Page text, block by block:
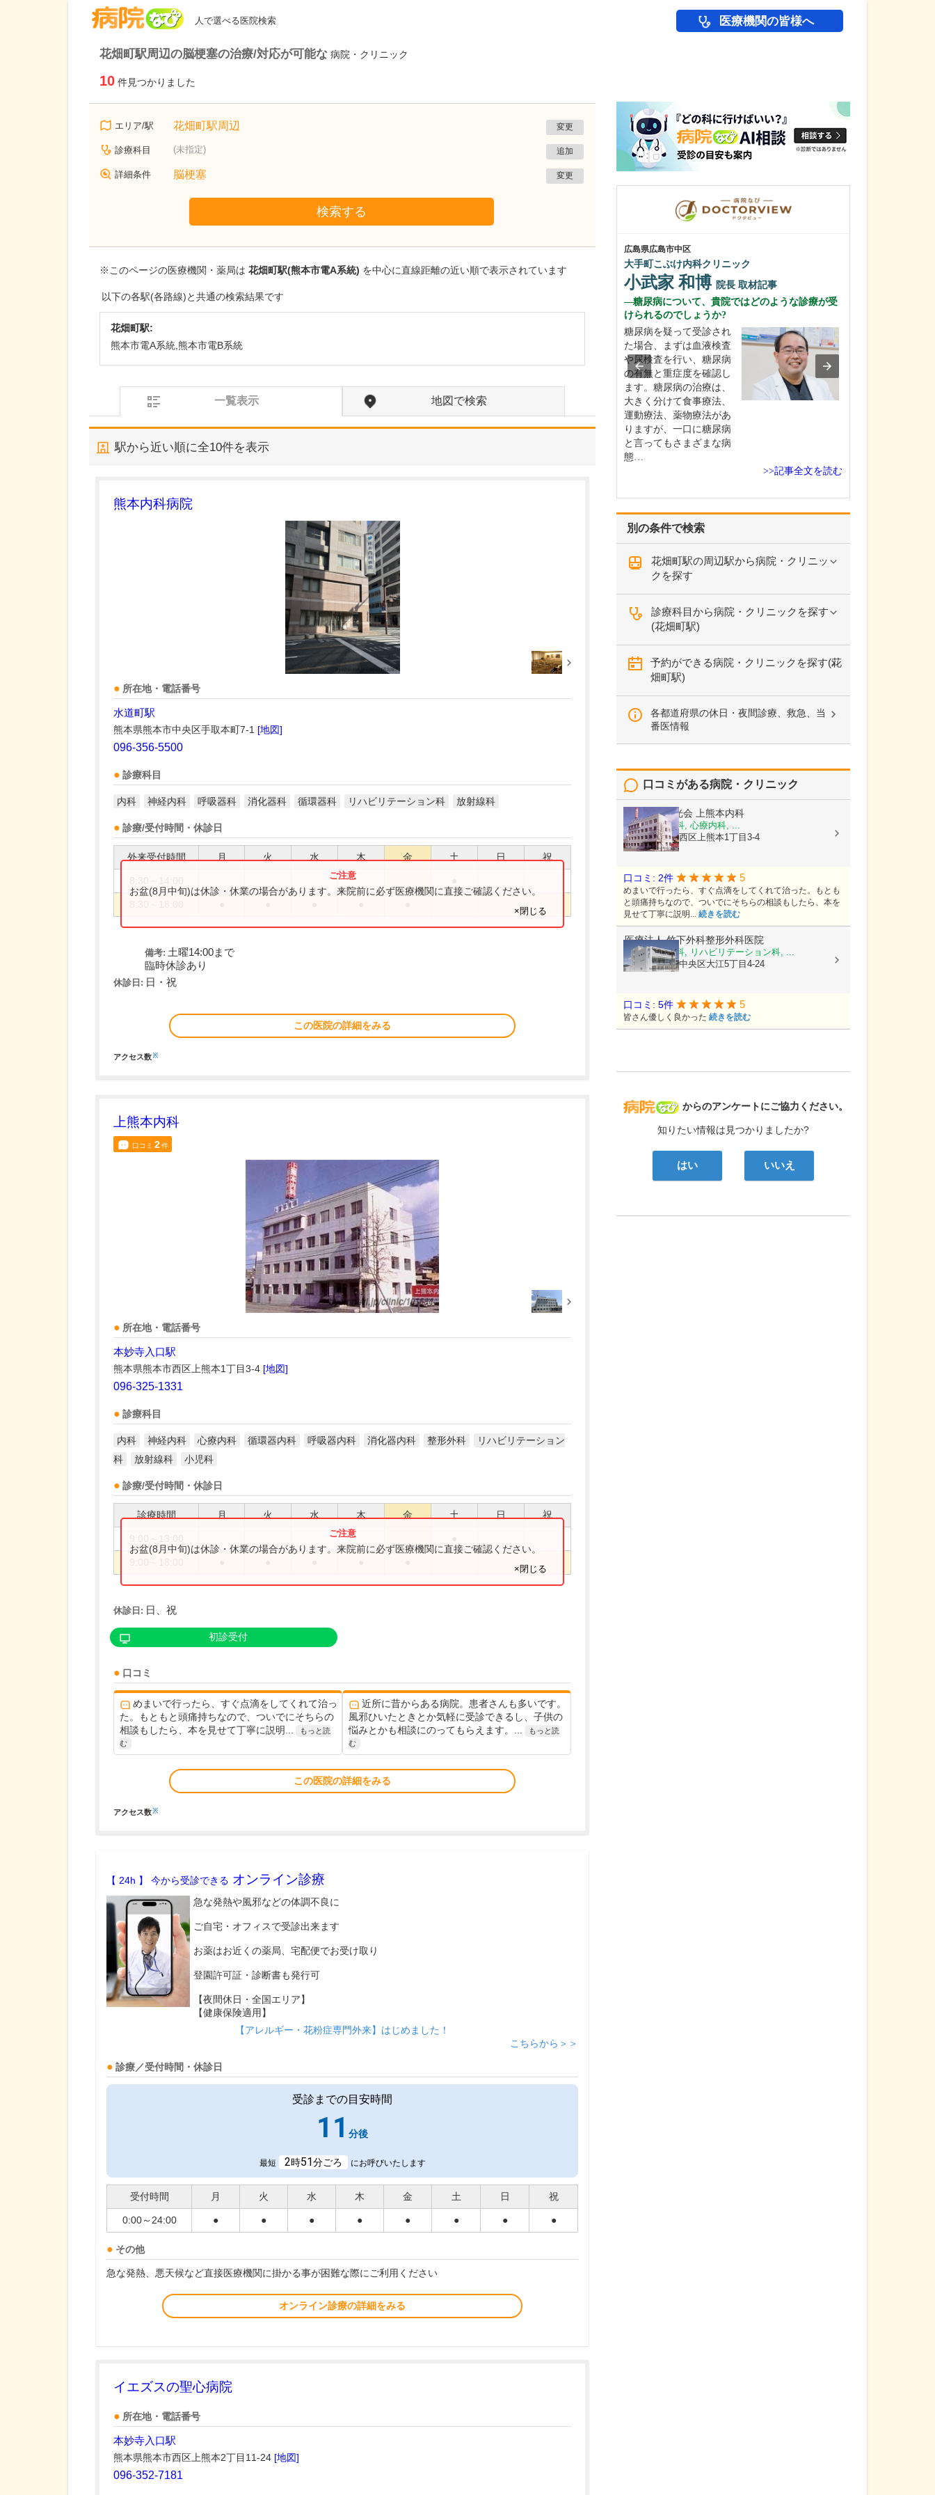
人で選べる医院検索 医療機関の皆様へ
花畑町駅周辺の脳梗塞の治療/対応が可能な 病院・クリニック
10 件見つかりました
エリア/駅 花畑町駅周辺 変更
診療科目 (未指定) 追加
詳細条件 脳梗塞 変更
検索する
※このページの医療機関・薬局は 花畑町駅(熊本市電A系統) を中心に直線距離の近い順で表示されています
以下の各駅(各路線)と共通の検索結果です
花畑町駅:
熊本市電A系統,熊本市電B系統
一覧表示 地図で検索
駅から近い順に全10件を表示
熊本内科病院
所在地・電話番号
水道町駅
熊本県熊本市中央区手取本町7-1 [地図]
096-356-5500
診療科目
内科 神経内科 呼吸器科 消化器科 循環器科 リハビリテーション科 放射線科
診療/受付時間・休診日
外来受付時間 月 火 水 木 金 土 日 祝
お盆(8月中旬)は休診・休業の場合があります。来院前に必ず医療機関に直接ご確認ください。
×閉じる
備考: 土曜14:00まで
臨時休診あり
休診日: 日・祝
この医院の詳細をみる
アクセス数※
上熊本内科
口コミ 2件
所在地・電話番号
本妙寺入口駅
熊本県熊本市西区上熊本1丁目3-4 [地図]
096-325-1331
診療科目
内科 神経内科 心療内科 循環器内科 呼吸器内科 消化器内科 整形外科
リハビリテーション
科
放射線科 小児科
診療/受付時間・休診日
診療時間 月 火 水 木 金 土 日 祝
お盆(8月中旬)は休診・休業の場合があります。来院前に必ず医療機関に直接ご確認ください。
×閉じる
休診日: 日、祝
初診受付
口コミ
めまいで行ったら、すぐ点滴をしてくれて治っ
た。もともと頭痛持ちなので、ついでにそちらの
相談もしたら、本を見せて丁寧に説明...
もっと読
む
近所に昔からある病院。患者さんも多いです。
風邪ひいたときとか気軽に受診できるし、子供の
悩みとかも相談にのってもらえます。...
もっと読
む
この医院の詳細をみる
アクセス数※
【 24h 】 今から受診できる オンライン診療
急な発熱や風邪などの体調不良に
ご自宅・オフィスで受診出来ます
お薬はお近くの薬局、宅配便でお受け取り
登園許可証・診断書も発行可
【夜間休日・全国エリア】
【健康保険適用】
【アレルギー・花粉症専門外来】はじめました！
こちらから＞＞
診療／受付時間・休診日
受診までの目安時間
11 分後
最短 2時51分ごろ にお呼びいたします
受付時間 月 火 水 木 金 土 日 祝
0:00～24:00 ● ● ● ● ● ● ● ●
その他
急な発熱、悪天候など直接医療機関に掛かる事が困難な際にご利用ください
オンライン診療の詳細をみる
イエズスの聖心病院
所在地・電話番号
本妙寺入口駅
熊本県熊本市西区上熊本2丁目11-24 [地図]
096-352-7181
別の条件で検索
花畑町駅の周辺駅から病院・クリニッ
クを探す
診療科目から病院・クリニックを探す
(花畑町駅)
予約ができる病院・クリニックを探す(花
畑町駅)
各都道府県の休日・夜間診療、救急、当
番医情報
病院なび
からのアンケートにご協力ください。
知りたい情報は見つかりましたか?
はい いいえ
口コミがある病院・クリニック
医療法人陽光会 上熊本内科
内科, 神経内科, 心療内科, ...
熊本県熊本市西区上熊本1丁目3-4
口コミ: 2件 5
めまいで行ったら、すぐ点滴をしてくれて治った。もとも
と頭痛持ちなので、ついでにそちらの相談もしたら、本を
見せて丁寧に説明... 続きを読む
医療法人竹下外科整形外科医院
外科, 整形外科, リハビリテーション科, ...
熊本県熊本市中央区大江5丁目4-24
口コミ: 5件 5
皆さん優しく良かった 続きを読む
熊本県熊本市南区
たかしお内科ハートクリニック
たのにはどのような理由があったのでしょうか?
ん。しかも、悪化と改善
を繰り返しながら病状は
だんだん悪くなっていき
ます。大学病院で後進の
広島県広島市中区
大手町こぶけ内科クリニック
小武家 和博 院長 取材記事
糖尿病について、貴院ではどのような診療が受
けられるのでしょうか?
糖尿病を疑って受診され
た場合、まずは血液検査
や尿検査を行い、糖尿病
の有無と重症度を確認し
ます。糖尿病の治療は、
大きく分けて食事療法、
運動療法、薬物療法があ
りますが、一口に糖尿病
と言ってもさまざまな病
態…
>>記事全文を読む